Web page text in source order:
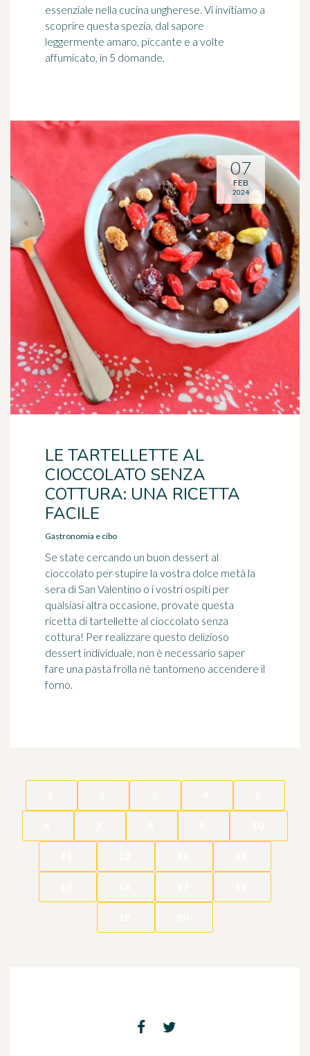
essenziale nella cucina ungherese. Vi invitiamo a
scoprire questa spezia, dal sapore
leggermente amaro, piccante e a volte
affumicato, in 5 domande.
LE TARTELLETTE AL
CIOCCOLATO SENZA
COTTURA: UNA RICETTA
FACILE
Gastronomia e cibo
Se state cercando un buon dessert al
cioccolato per stupire la vostra dolce metà la
sera di San Valentino o i vostri ospiti per
qualsiasi altra occasione, provate questa
ricetta di tartellette al cioccolato senza
cottura! Per realizzare questo delizioso
dessert individuale, non è necessario saper
fare una pasta frolla né tantomeno accendere il
forno.
07
FEB
2024